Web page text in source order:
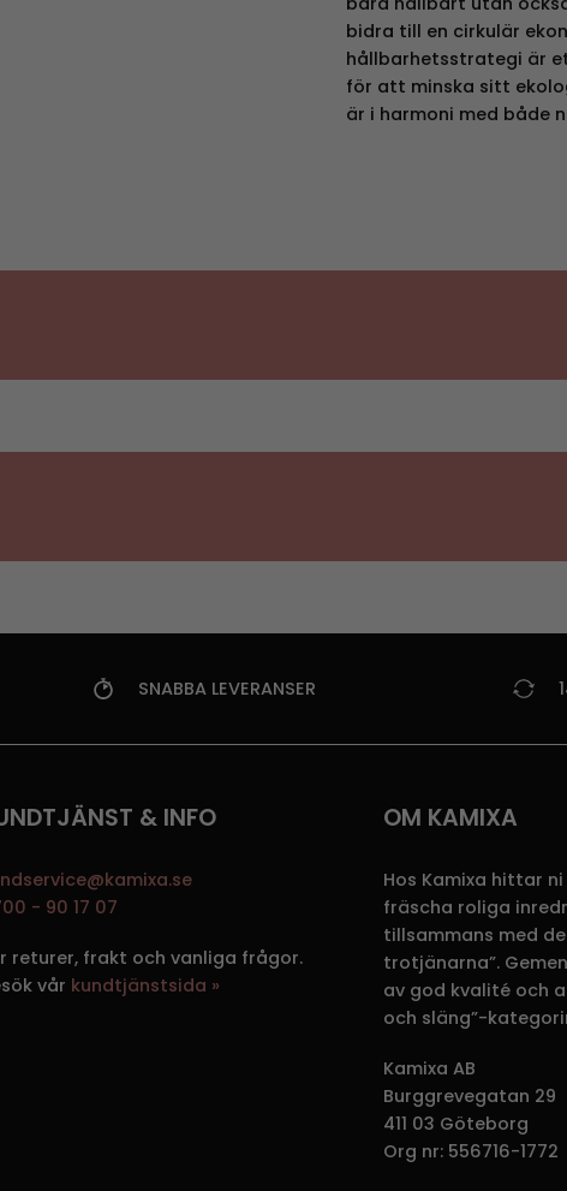
bidra till en cirkulär
hållbarhetsstrategi är
för att minska sitt
är i harmoni med både
SNABBA LEVERANSER
& INFO
- 90 17 07
returer, frakt och vanliga frågor.
vår kundtjänstsida »
OM KAMIXA
Hos Kamixa hittar
fräscha roliga
tillsammans med
trotjänarna”.
av god kvalité och
och släng”-
Kamixa AB
Burggrevegatan 29
411 03 Göteborg
Org nr: 556716-1772